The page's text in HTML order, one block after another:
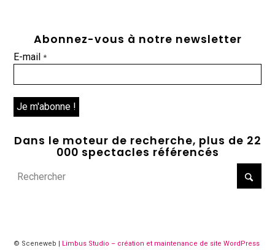
Abonnez-vous à notre newsletter
E-mail*
Dans le moteur de recherche, plus de 22
000 spectacles référencés
© Sceneweb | Limbus Studio – création et maintenance de site WordPress